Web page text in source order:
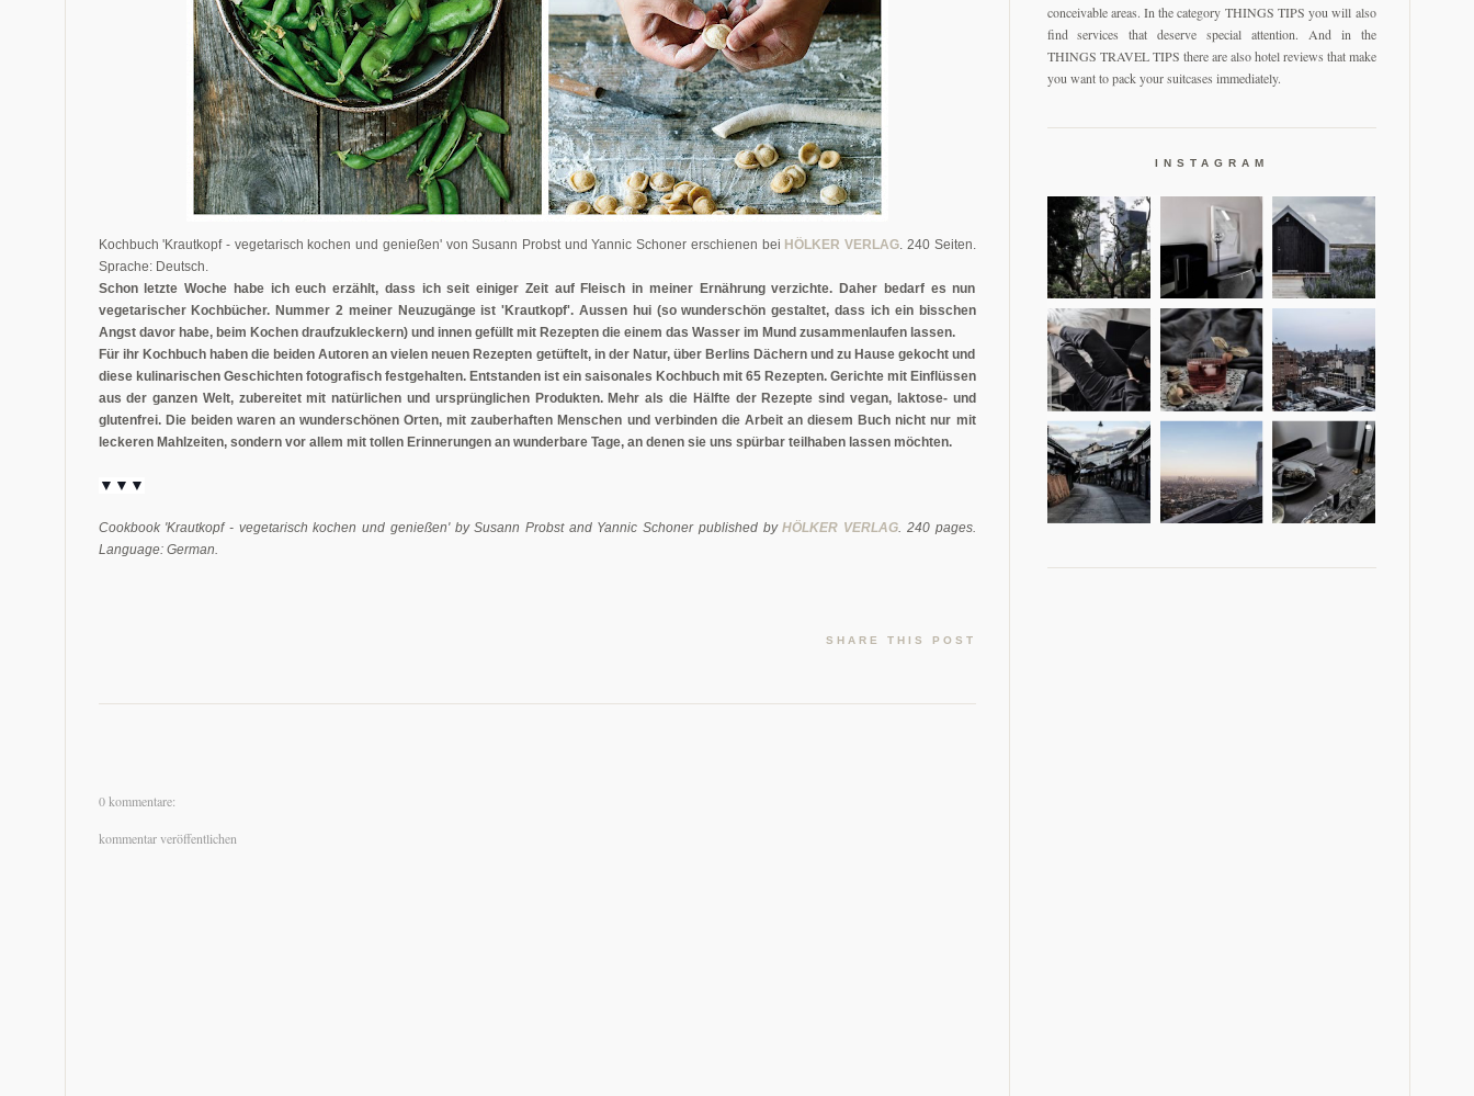
Kochbuch 'Krautkopf - vegetarisch kochen und genießen' von Susann Probst und Yannic Schoner erschienen bei HÖLKER VERLAG . 240 Seiten.
Sprache: Deutsch.
Schon letzte Woche habe ich euch erzählt, dass ich seit einiger Zeit auf Fleisch in meiner Ernährung verzichte. Daher bedarf es nun
vegetarischer Kochbücher. Nummer 2 meiner Neuzugänge ist 'Krautkopf'. Aussen hui (so wunderschön gestaltet, dass ich ein bisschen
Angst davor habe, beim Kochen draufzukleckern) und innen gefüllt mit Rezepten die einem das Wasser im Mund zusammenlaufen lassen.
Für ihr Kochbuch haben die beiden Autoren an vielen neuen Rezepten getüftelt, in der Natur, über Berlins Dächern und zu Hause gekocht und
diese kulinarischen Geschichten fotografisch festgehalten. Entstanden ist ein saisonales Kochbuch mit 65 Rezepten. Gerichte mit Einflüssen
aus der ganzen Welt, zubereitet mit natürlichen und ursprünglichen Produkten. Mehr als die Hälfte der Rezepte sind vegan, laktose- und
glutenfrei. Die beiden waren an wunderschönen Orten, mit zauberhaften Menschen und verbinden die Arbeit an diesem Buch nicht nur mit
leckeren Mahlzeiten, sondern vor allem mit tollen Erinnerungen an wunderbare Tage, an denen sie uns spürbar teilhaben lassen möchten.
▼▼▼
Cookbook 'Krautkopf - vegetarisch kochen und genießen' by Susann Probst and Yannic Schoner published byHÖLKER VERLAG . 240 pages.
Language: German.
SHARE THIS POST
0 kommentare:
kommentar veröffentlichen
conceivable areas. In the category THINGS TIPS you will also
find services that deserve special attention. And in the
THINGS TRAVEL TIPS there are also hotel reviews that make
you want to pack your suitcases immediately.
INSTAGRAM